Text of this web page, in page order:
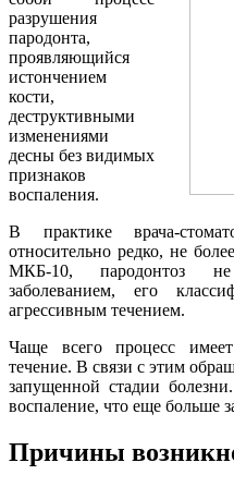
разрушения
пародонта,
проявляющийся
истончением
кости,
деструктивными
изменениями
десны без видимых
признаков
воспаления.
В практике врача-
относительно редко, не
МКБ-10, пародонтоз не
заболеванием, его
агрессивным течением.
Чаще всего процесс
течение. В связи с этим
запущенной стадии
воспаление, что еще больше
Причины